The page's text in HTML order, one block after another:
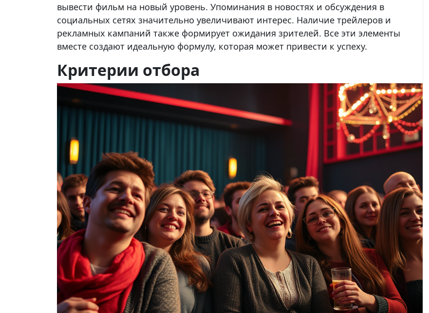
вывести фильм на новый уровень. Упоминания в новостях и обсуждения в
социальных сетях значительно увеличивают интерес. Наличие трейлеров и
рекламных кампаний также формирует ожидания зрителей. Все эти элементы
вместе создают идеальную формулу, которая может привести к успеху.
Критерии отбора